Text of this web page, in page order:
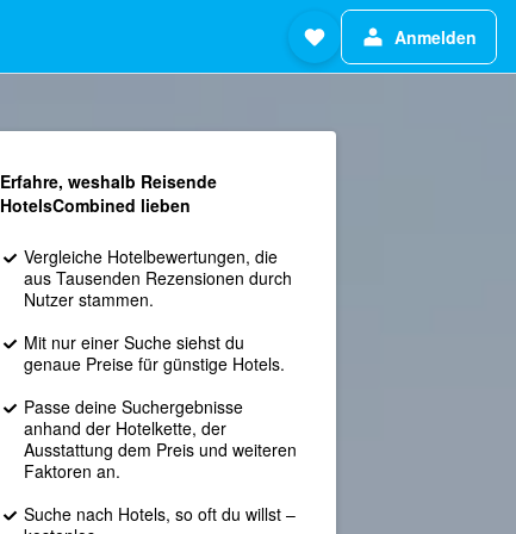
Anmelden
Erfahre, weshalb Reisende
HotelsCombined lieben
Vergleiche Hotelbewertungen, die
aus Tausenden Rezensionen durch
Nutzer stammen.
Mit nur einer Suche siehst du
genaue Preise für günstige Hotels.
Passe deine Suchergebnisse
anhand der Hotelkette, der
Ausstattung dem Preis und weiteren
Faktoren an.
Suche nach Hotels, so oft du willst –